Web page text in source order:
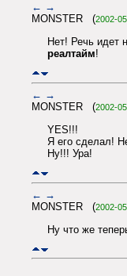
← →
MONSTER (2002-
Нет! Речь идет
реалтайм!
← →
MONSTER (2002-
YES!!!
Я его сделал!
Ну!!! Ура!
← →
MONSTER (2002-
Ну что же